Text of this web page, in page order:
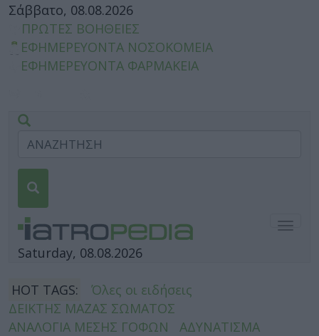
Σάββατο, 08.08.2026
ΠΡΩΤΕΣ ΒΟΗΘΕΙΕΣ
ΕΦΗΜΕΡΕΥΟΝΤΑ ΝΟΣΟΚΟΜΕΙΑ
ΕΦΗΜΕΡΕΥΟΝΤΑ ΦΑΡΜΑΚΕΙΑ
Saturday, 08.08.2026
HOT TAGS:
Όλες οι ειδήσεις
ΔΕΙΚΤΗΣ ΜΑΖΑΣ ΣΩΜΑΤΟΣ
ΑΝΑΛΟΓΙΑ ΜΕΣΗΣ ΓΟΦΩΝ
ΑΔΥΝΑΤΙΣΜΑ